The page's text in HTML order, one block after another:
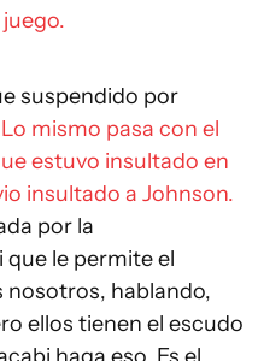
suspendido por
mismo pasa con el
estuvo insultado en
insultado a Johnson.
por la
le permite el
nosotros, hablando,
ellos tienen el escudo